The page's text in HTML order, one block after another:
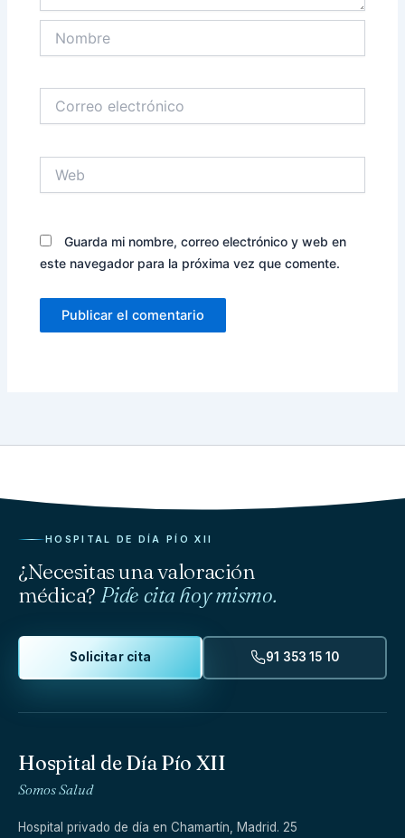
electrónico
Guarda mi nombre, correo electrónico y web en
este navegador para la próxima vez que comente.
HOSPITAL DE DÍA PÍO XII
¿Necesitas una valoración
médica? Pide cita hoy mismo.
Solicitar cita 91 353 15 10
Hospital de Día Pío XII
Somos Salud
Hospital privado de día en Chamartín, Madrid. 25